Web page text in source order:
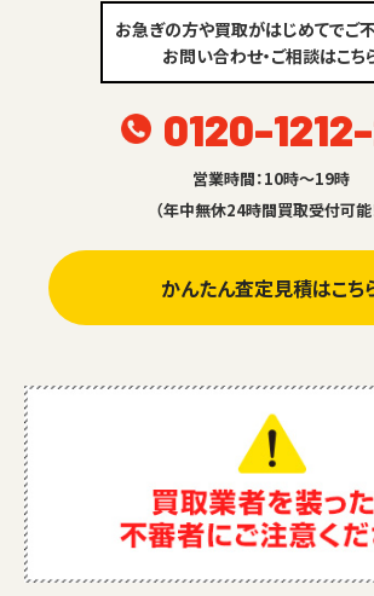
お急ぎの方や買取がはじめてでご
お問い合わせ・ご相談はこち
0120-
営業時間：10時～19時
（年中無休24時間買取受付可能
かんたん査定見積はこち